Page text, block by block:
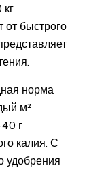
от быстрого
норма
м²
г
калия. С
удобрения